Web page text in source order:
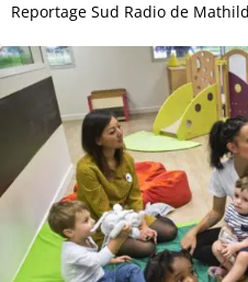
Reportage Sud Radio de